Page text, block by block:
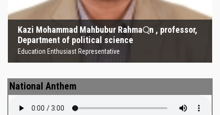
Kazi Mohammad Mahbubur Rahma্‌n , professor,
Department of political science
Education Enthusiast Representative
National Anthem